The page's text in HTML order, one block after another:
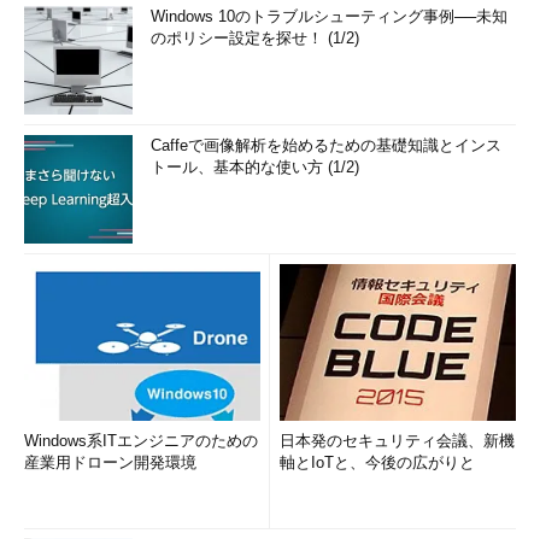
Windows 10のトラブルシューティング事例──未知
のポリシー設定を探せ！ (1/2)
Caffeで画像解析を始めるための基礎知識とインス
トール、基本的な使い方 (1/2)
Windows系ITエンジニアのための
産業用ドローン開発環境
日本発のセキュリティ会議、新機
軸とIoTと、今後の広がりと